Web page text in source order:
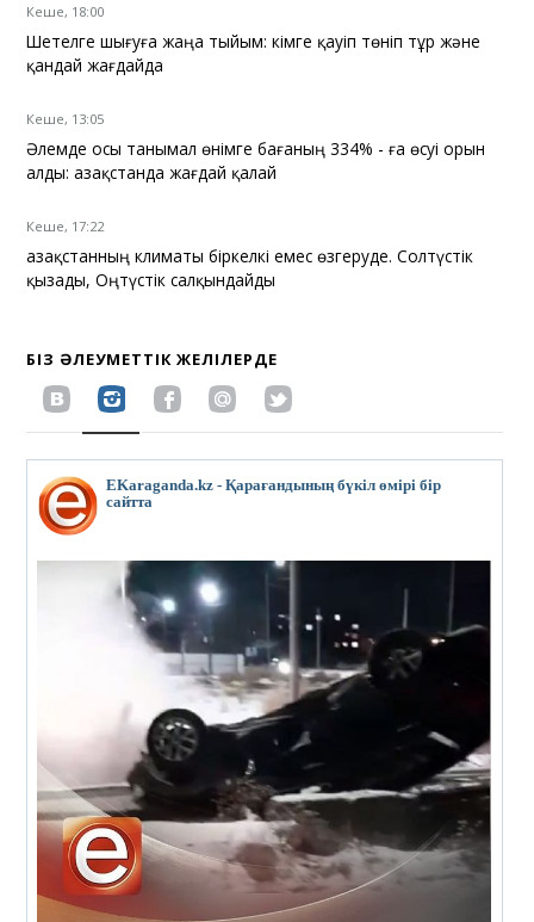
Кеше, 18:00
Шетелге шығуға жаңа тыйым: кімге қауіп төніп тұр және
қандай жағдайда
Кеше, 13:05
Әлемде осы танымал өнімге бағаның 334% - ға өсуі орын
алды: Қазақстанда жағдай қалай
Кеше, 17:22
Қазақстанның климаты біркелкі емес өзгеруде. Солтүстік
қызады, Оңтүстік салқындайды
БІЗ ӘЛЕУМЕТТІК ЖЕЛІЛЕРДЕ
EKaraganda.kz - Қарағандының бүкіл өмірі бір
сайтта